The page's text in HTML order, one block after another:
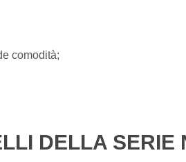
comodità;
DELLA SERIE